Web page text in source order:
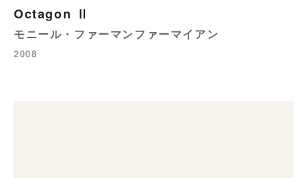
Octagon Ⅱ
モニール・ファーマンファーマイアン
2008